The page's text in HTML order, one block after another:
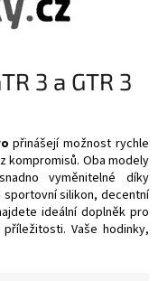
3 a GTR 3
přinášejí možnost rychle
kompromisů. Oba modely
vyměnitelné díky
silikon, decentní
ideální doplněk pro
Vaše hodinky,